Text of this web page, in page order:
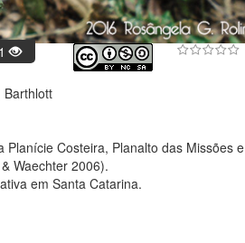
Barthlott
Planície Costeira, Planalto das Missões e
Waechter 2006).
em Santa Catarina.